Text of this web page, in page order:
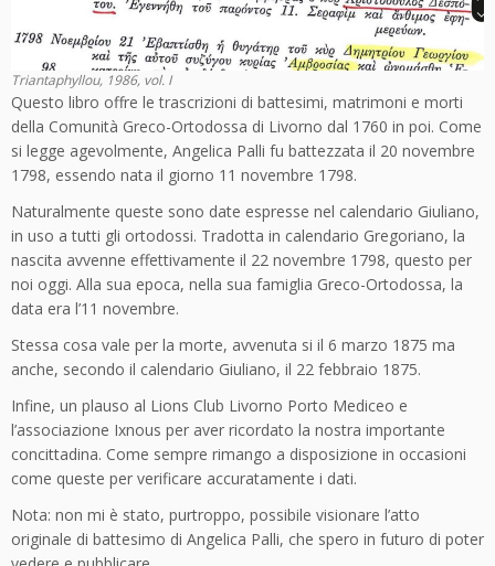
Triantaphyllou, 1986, vol. I
Questo libro offre le trascrizioni di battesimi, matrimoni e morti
della Comunità Greco-Ortodossa di Livorno dal 1760 in poi. Come
si legge agevolmente, Angelica Palli fu battezzata il 20 novembre
1798, essendo nata il giorno 11 novembre 1798.
Naturalmente queste sono date espresse nel calendario Giuliano,
in uso a tutti gli ortodossi. Tradotta in calendario Gregoriano, la
nascita avvenne effettivamente il 22 novembre 1798, questo per
noi oggi. Alla sua epoca, nella sua famiglia Greco-Ortodossa, la
data era l’11 novembre.
Stessa cosa vale per la morte, avvenuta si il 6 marzo 1875 ma
anche, secondo il calendario Giuliano, il 22 febbraio 1875.
Infine, un plauso al Lions Club Livorno Porto Mediceo e
l’associazione Ixnous per aver ricordato la nostra importante
concittadina. Come sempre rimango a disposizione in occasioni
come queste per verificare accuratamente i dati.
Nota: non mi è stato, purtroppo, possibile visionare l’atto
originale di battesimo di Angelica Palli, che spero in futuro di poter